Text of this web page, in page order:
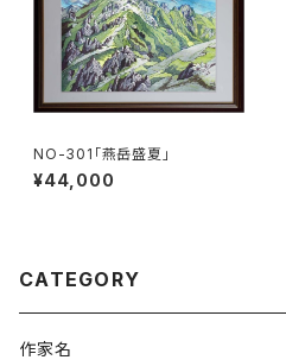
NO-301「燕岳盛夏」
¥44,000
CATEGORY
作家名